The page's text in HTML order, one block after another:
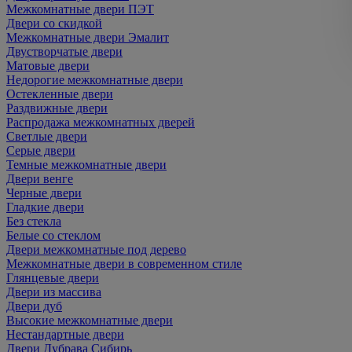
Межкомнатные двери ПЭТ
Двери со скидкой
Межкомнатные двери Эмалит
Двустворчатые двери
Матовые двери
Недорогие межкомнатные двери
Остекленные двери
Раздвижные двери
Распродажа межкомнатных дверей
Светлые двери
Серые двери
Темные межкомнатные двери
Двери венге
Черные двери
Гладкие двери
Без стекла
Белые со стеклом
Двери межкомнатные под дерево
Межкомнатные двери в современном стиле
Глянцевые двери
Двери из массива
Двери дуб
Высокие межкомнатные двери
Нестандартные двери
Двери Дубрава Сибирь